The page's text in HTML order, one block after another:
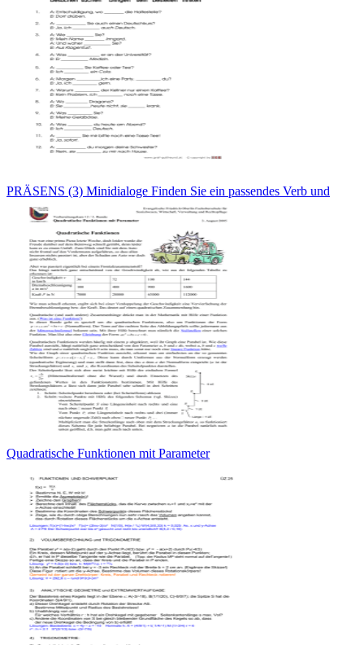
PRÄSENS (3) Minidialoge Finden Sie ein passendes Verb und
Quadratische Funktionen mit Parameter